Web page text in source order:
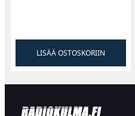
LISÄÄ OSTOSKORIIN